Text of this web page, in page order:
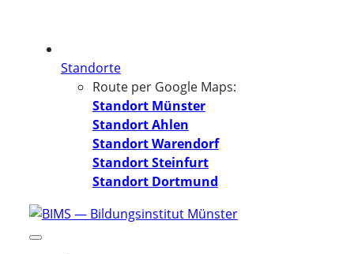
Standorte
Route per Google Maps:
Standort Münster
Standort Ahlen
Standort Warendorf
Standort Steinfurt
Standort Dortmund